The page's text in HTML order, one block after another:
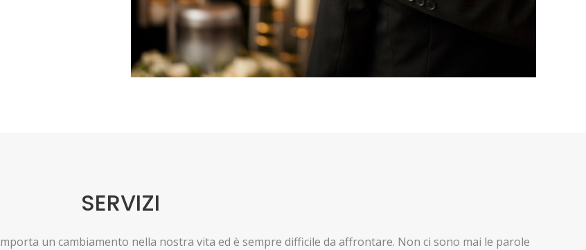
SERVIZI
un cambiamento nella nostra vita ed è sempre difficile da affrontare. Non ci sono mai le parole